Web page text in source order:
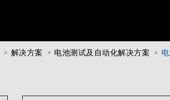
解决方案 电池测试及自动化解决方案